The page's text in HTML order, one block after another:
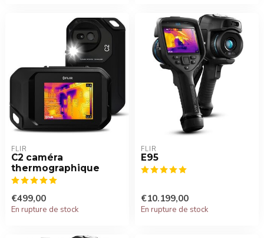
FLIR
C2 caméra
thermographique
€499,00
En rupture de stock
FLIR
E95
€10.199,00
En rupture de stock